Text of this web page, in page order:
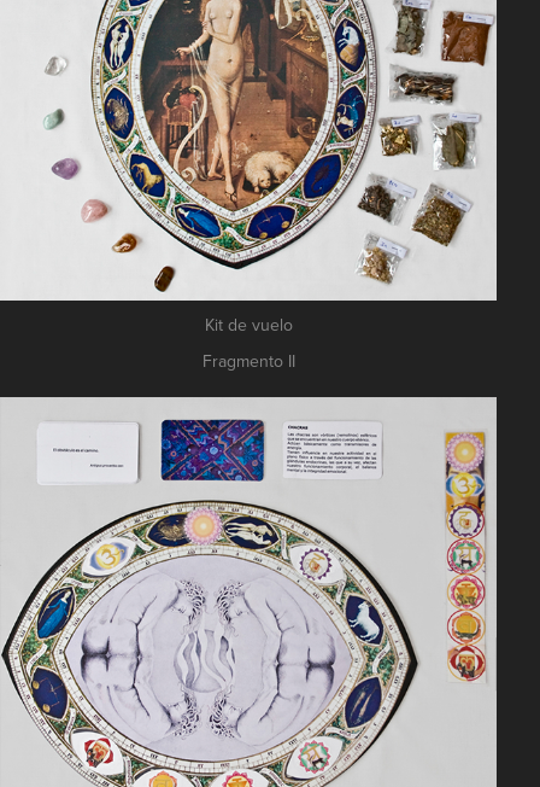
Kit de vuelo
Fragmento II